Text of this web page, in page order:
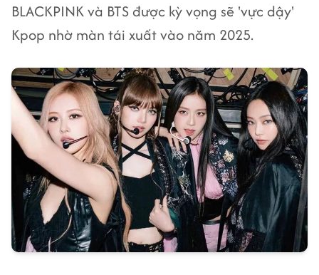
BLACKPINK và BTS được kỳ vọng sẽ 'vực dậy'
Kpop nhờ màn tái xuất vào năm 2025.